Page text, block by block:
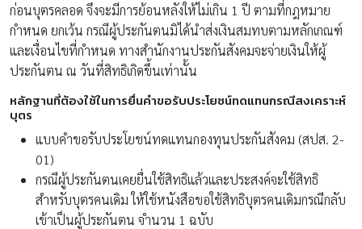
ก่อนบุตรคลอด จึงจะมีการย้อนหลังให้ไม่เกิน 1 ปี ตามที่กฎหมาย
กำหนด ยกเว้น กรณีผู้ประกันตนมิได้นำส่งเงินสมทบตามหลักเกณฑ์
และเงื่อนไขที่กำหนด ทางสำนักงานประกันสังคมจะจ่ายเงินให้ผู้
ประกันตน ณ วันที่สิทธิเกิดขึ้นเท่านั้น
หลักฐานที่ต้องใช้ในการยื่นคำขอรับประโยชน์ทดแทนกรณีสงเคราะห์
บุตร
แบบคำขอรับประโยชน์ทดแทนกองทุนประกันสังคม (สปส. 2-
01)
กรณีผู้ประกันตนเคยยื่นใช้สิทธิแล้วและประสงค์จะใช้สิทธิ
สำหรับบุตรคนเดิม ให้ใช้หนังสือขอใช้สิทธิบุตรคนเดิมกรณีกลับ
เข้าเป็นผู้ประกันตน จำนวน 1 ฉบับ